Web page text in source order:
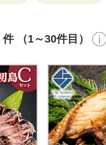
件 （1～30件目）